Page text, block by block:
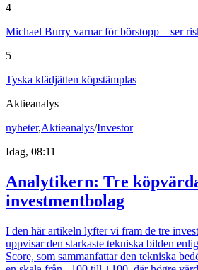
4
Michael Burry varnar för börstopp – ser
5
Tyska klädjätten köpstämplas
Aktieanalys
nyheter,Aktieanalys/Investor
Idag, 08:11
Analytikern: Tre
investmentbolag
I den här artikeln lyfter vi fram de tre
uppvisar den starkaste tekniska bilden
Score, som sammanfattar den tekniska